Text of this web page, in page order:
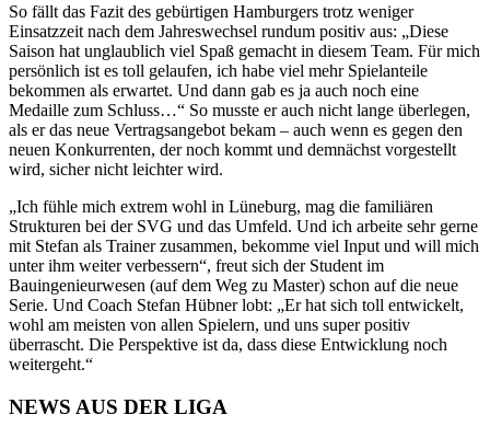
So fällt das Fazit des gebürtigen Hamburgers trotz weniger
Einsatzzeit nach dem Jahreswechsel rundum positiv aus: „Diese
Saison hat unglaublich viel Spaß gemacht in diesem Team. Für mich
persönlich ist es toll gelaufen, ich habe viel mehr Spielanteile
bekommen als erwartet. Und dann gab es ja auch noch eine
Medaille zum Schluss…“ So musste er auch nicht lange überlegen,
als er das neue Vertragsangebot bekam – auch wenn es gegen den
neuen Konkurrenten, der noch kommt und demnächst vorgestellt
wird, sicher nicht leichter wird.
„Ich fühle mich extrem wohl in Lüneburg, mag die familiären
Strukturen bei der SVG und das Umfeld. Und ich arbeite sehr gerne
mit Stefan als Trainer zusammen, bekomme viel Input und will mich
unter ihm weiter verbessern“, freut sich der Student im
Bauingenieurwesen (auf dem Weg zu Master) schon auf die neue
Serie. Und Coach Stefan Hübner lobt: „Er hat sich toll entwickelt,
wohl am meisten von allen Spielern, und uns super positiv
überrascht. Die Perspektive ist da, dass diese Entwicklung noch
weitergeht.“
NEWS AUS DER LIGA